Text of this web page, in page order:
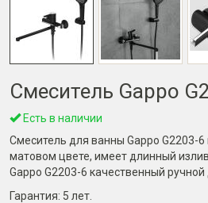
Смеситель Gappo
Есть в наличии
Смеситель для ванны Gappo G2203-
матовом цвете, имеет длинный
Gappo G2203-6 качественный
Гарантия: 5 лет